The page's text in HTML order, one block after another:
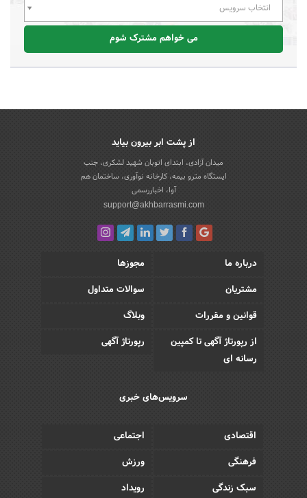
انتخاب سرویس
می خواهم مشترک شوم
از پشت ابر بیرون بیاید
میدان آزادی، ابتدای اتوبان شهید لشکری، جنب
ایستگاه مترو بیمه، کارخانه نوآوری، ساختمان هم
آوا، اخباررسمی
support@akhbarrasmi.com
درباره ما
مجوزها
مشتریان
سوالات متداول
قوانین و مقررات
وبلاگ
از رپورتاژ آگهی تا کمپین
رسانه ای
رپورتاژ آگهی
سرویس‌های خبری
اقتصادی
اجتماعی
فرهنگی
ورزش
سبک زندگی
رویداد